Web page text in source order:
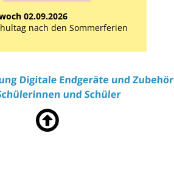
02.09.2026
nach den Sommerferien